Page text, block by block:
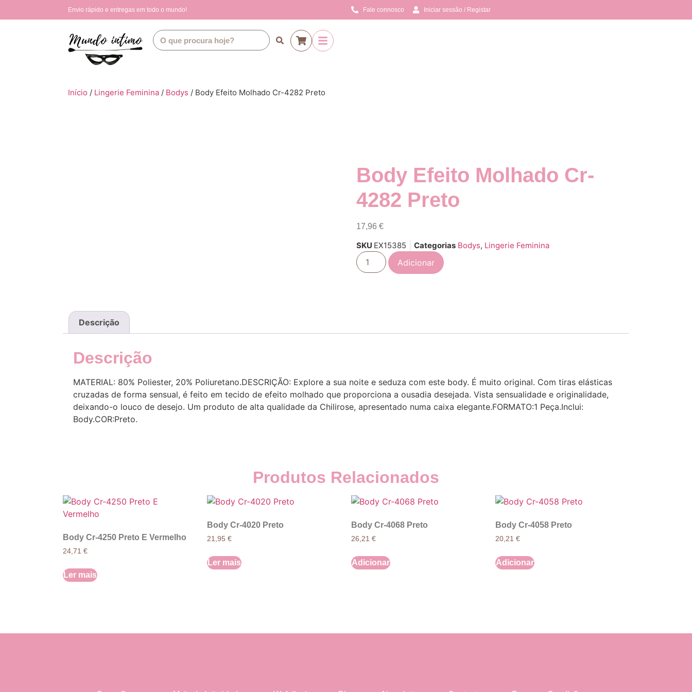
Envio rápido e entregas em todo o mundo! Fale connosco Iniciar sessão / Registar
Início / Lingerie Feminina / Bodys / Body Efeito Molhado Cr-4282 Preto
Body Efeito Molhado Cr-
4282 Preto
17,96 €
SKU EX15385 Categorias Bodys, Lingerie Feminina
Adicionar
Descrição
Descrição
MATERIAL: 80% Poliester, 20% Poliuretano.DESCRIÇÃO: Explore a sua noite e seduza com este body. É muito original. Com tiras elásticas
cruzadas de forma sensual, é feito em tecido de efeito molhado que proporciona a ousadia desejada. Vista sensualidade e originalidade,
deixando-o louco de desejo. Um produto de alta qualidade da Chilirose, apresentado numa caixa elegante.FORMATO:1 Peça.Inclui:
Body.COR:Preto.
Produtos Relacionados
Body Cr-4250 Preto E Vermelho
24,71 €
Ler mais
Body Cr-4020 Preto
21,95 €
Ler mais
Body Cr-4068 Preto
26,21 €
Adicionar
Body Cr-4058 Preto
20,21 €
Adicionar